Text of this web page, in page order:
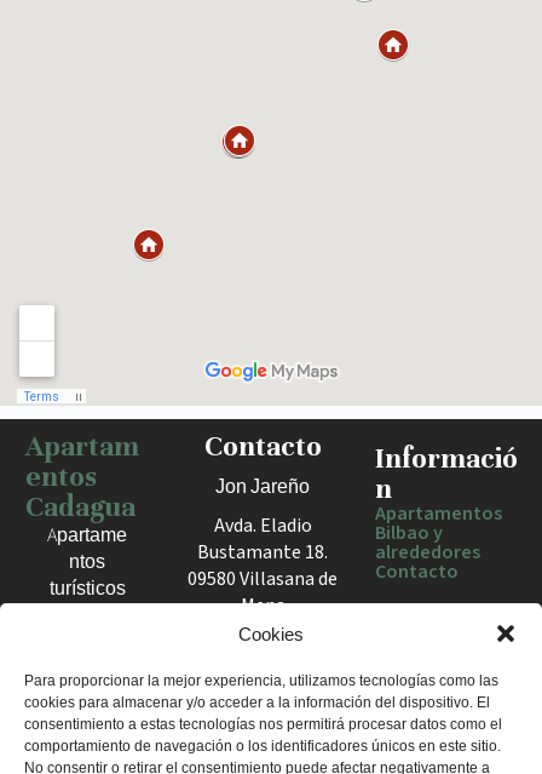
Cookies
Para proporcionar la mejor experiencia, utilizamos tecnologías como las
cookies para almacenar y/o acceder a la información del dispositivo. El
consentimiento a estas tecnologías nos permitirá procesar datos como el
comportamiento de navegación o los identificadores únicos en este sitio.
No consentir o retirar el consentimiento puede afectar negativamente a
Haz clic para activar el mapa
Apartam
entos
Cadagua
Apartame
ntos
turísticos
el Valle
de Mena.
Estancias
cómodas
Contacto
Jon Jareño
Avda. Eladio
Bustamante 18.
09580 Villasana de
Mena
España
+34 675 602
960
apartamentosc
Informació
n
Apartamentos
Bilbao y
alrededores
Contacto